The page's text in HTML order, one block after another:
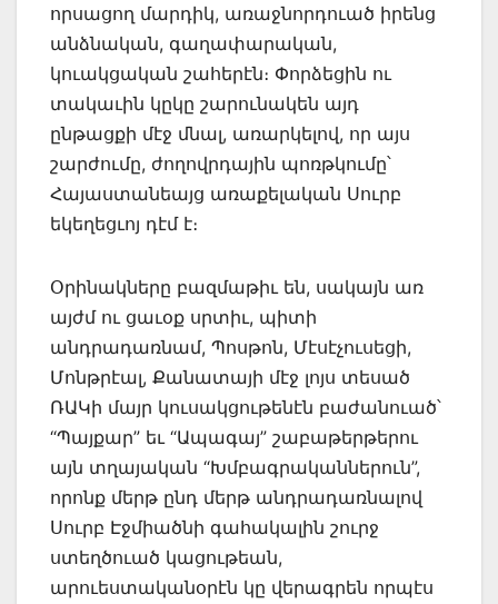
որսացող մարդիկ, առաջնորդուած իրենց
անձնական, գաղափարական,
կուակցական շահերէն։ Փորձեցին ու
տակաւին կըկը շարունակեն այդ
ընթացքի մէջ մնալ, առարկելով, որ այս
շարժումը, ժողովրդային պոռթկումը՝
Հայաստանեայց առաքելական Սուրբ
եկեղեցւոյ դէմ է։
Օրինակները բազմաթիւ են, սակայն առ
այժմ ու ցաւօք սրտիւ, պիտի
անդրադառնամ, Պոսթոն, Մէսէչուսեցի,
Մոնթրէալ, Քանատայի մէջ լոյս տեսած
ՌԱԿի մայր կուսակցութենէն բաժանուած՝
“Պայքար” եւ “Ապագայ” շաբաթերթերու
այն տղայական “Խմբագրականներուն”,
որոնք մերթ ընդ մերթ անդրադառնալով
Սուրբ Էջմիածնի գահակալին շուրջ
ստեղծուած կացութեան,
արուեստականօրէն կը վերագրեն որպէս